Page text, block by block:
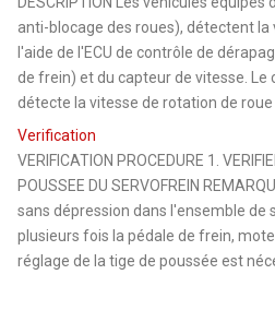
anti-blocage des roues), détectent la
l'aide de l'ECU de contrôle de
de frein) et du capteur de vitesse. Le
détecte la vitesse de rotation de roue
Verification
VERIFICATION PROCEDURE 1.
POUSSEE DU SERVOFREIN
sans dépression dans l'ensemble de
plusieurs fois la pédale de frein,
réglage de la tige de poussée est